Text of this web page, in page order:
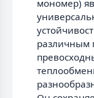
мономер)
различным